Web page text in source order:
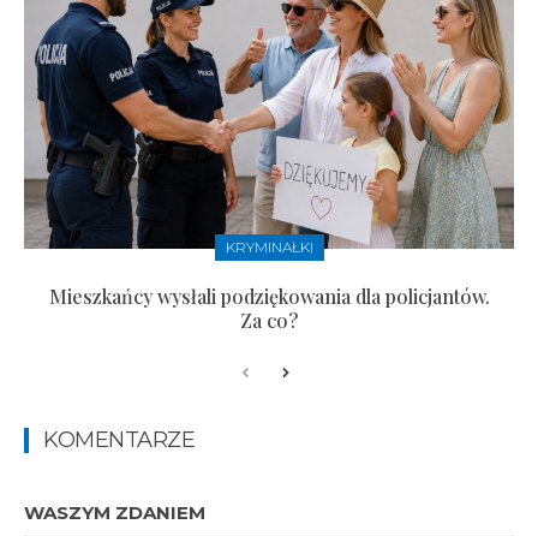
KRYMINAŁKI
Mieszkańcy wysłali podziękowania dla policjantów.
Za co?
KOMENTARZE
WASZYM ZDANIEM